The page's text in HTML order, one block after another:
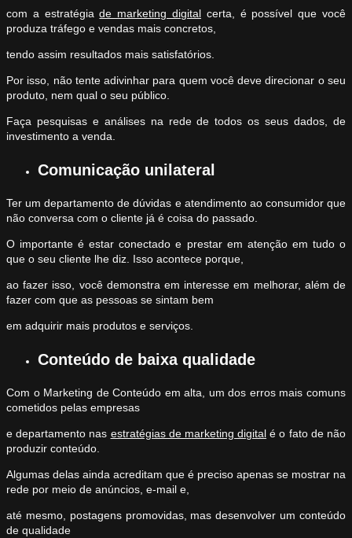
com a estratégiade marketing digital certa, é possível que você
produza tráfego e vendas mais concretos,
tendo assim resultados mais satisfatórios.
Por isso, não tente adivinhar para quem você deve direcionar o seu
produto, nem qual o seu público.
Faça pesquisas e análises na rede de todos os seus dados, de
investimento a venda.
Comunicação unilateral
Ter um departamento de dúvidas e atendimento ao consumidor que
não conversa com o cliente já é coisa do passado.
O importante é estar conectado e prestar em atenção em tudo o
que o seu cliente lhe diz. Isso acontece porque,
ao fazer isso, você demonstra em interesse em melhorar, além de
fazer com que as pessoas se sintam bem
em adquirir mais produtos e serviços.
Conteúdo de baixa qualidade
Com o Marketing de Conteúdo em alta, um dos erros mais comuns
cometidos pelas empresas
e departamento nas estratégias de marketing digital é o fato de não
produzir conteúdo.
Algumas delas ainda acreditam que é preciso apenas se mostrar na
rede por meio de anúncios, e-mail e,
até mesmo, postagens promovidas, mas desenvolver um conteúdo
de qualidade